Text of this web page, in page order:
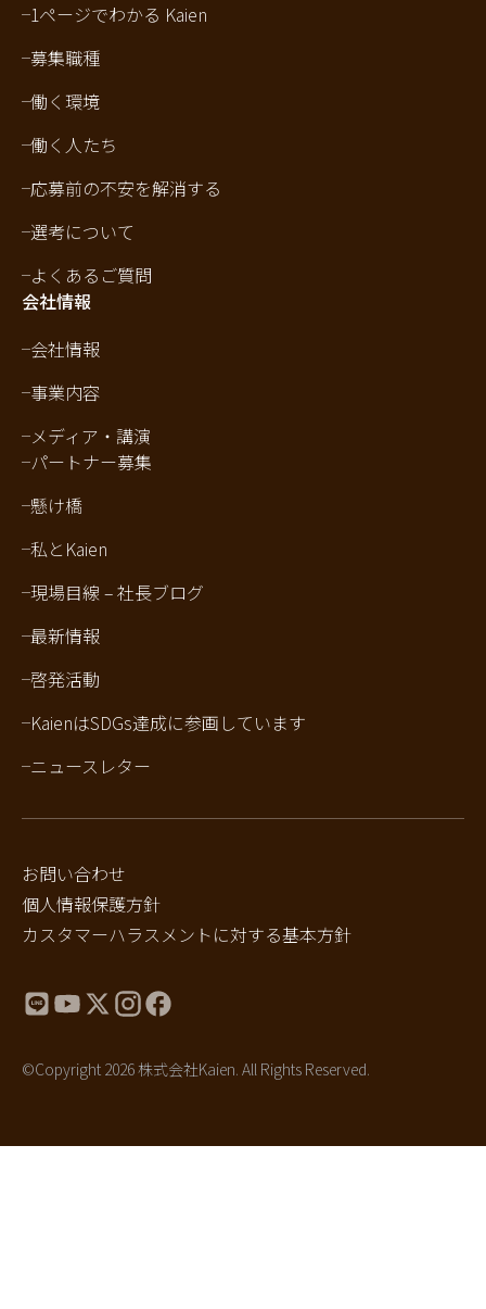
1ページでわかる Kaien
募集職種
働く環境
働く人たち
応募前の不安を解消する
選考について
よくあるご質問
会社情報
会社情報
事業内容
メディア・講演
パートナー募集
懸け橋
私とKaien
現場目線 – 社長ブログ
最新情報
啓発活動
KaienはSDGs達成に参画しています
ニュースレター
お問い合わせ
個人情報保護方針
カスタマーハラスメントに対する基本方針
©Copyright 2026 株式会社Kaien. All Rights Reserved.